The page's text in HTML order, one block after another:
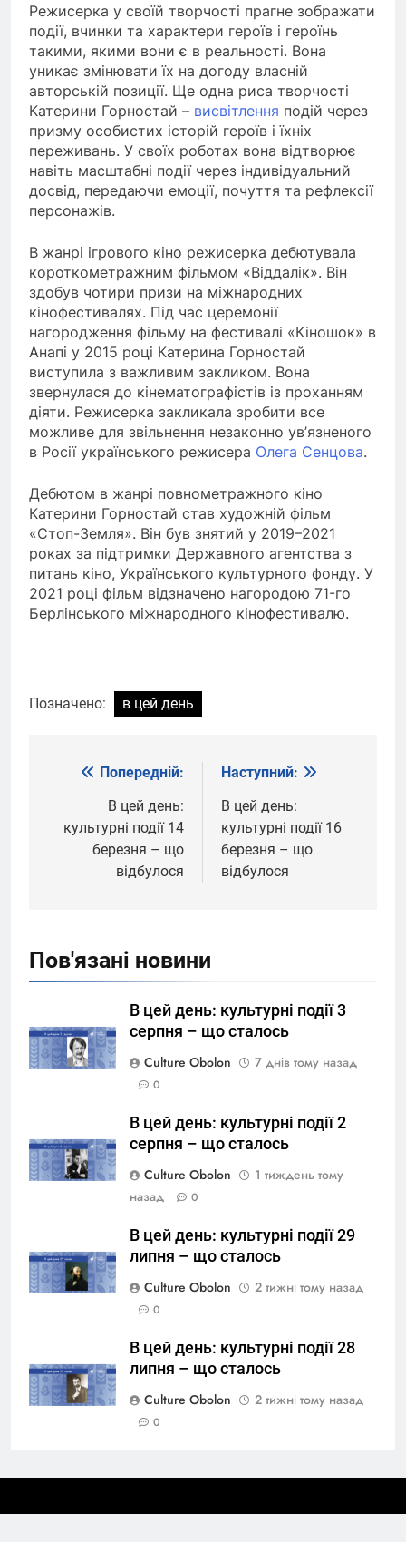
Режисерка у своїй творчості прагне зображати
події, вчинки та характери героїв і героїнь
такими, якими вони є в реальності. Вона
уникає змінювати їх на догоду власній
авторській позиції. Ще одна риса творчості
Катерини Горностай – висвітлення подій через
призму особистих історій героїв і їхніх
переживань. У своїх роботах вона відтворює
навіть масштабні події через індивідуальний
досвід, передаючи емоції, почуття та рефлексії
персонажів.
В жанрі ігрового кіно режисерка дебютувала
короткометражним фільмом «Віддалік». Він
здобув чотири призи на міжнародних
кінофестивалях. Під час церемонії
нагородження фільму на фестивалі «Кіношок» в
Анапі у 2015 році Катерина Горностай
виступила з важливим закликом. Вона
звернулася до кінематографістів із проханням
діяти. Режисерка закликала зробити все
можливе для звільнення незаконно ув’язненого
в Росії українського режисера Олега Сенцова.
Дебютом в жанрі повнометражного кіно
Катерини Горностай став художній фільм
«Стоп-Земля». Він був знятий у 2019–2021
роках за підтримки Державного агентства з
питань кіно, Українського культурного фонду. У
2021 році фільм відзначено нагородою 71-го
Берлінського міжнародного кінофестивалю.
Позначено: в цей день
Навігація
записів
Попередній:
В цей день:
культурні події 14
березня – що
відбулося
Наступний:
В цей день:
культурні події 16
березня – що
відбулося
Пов'язані новини
В цей день: культурні події 3
серпня – що сталось
Culture Obolon
7 днів тому назад
0
В цей день: культурні події 2
серпня – що сталось
Culture Obolon
1 тиждень тому
назад
0
В цей день: культурні події 29
липня – що сталось
Culture Obolon
2 тижні тому назад
0
В цей день: культурні події 28
липня – що сталось
Culture Obolon
2 тижні тому назад
0